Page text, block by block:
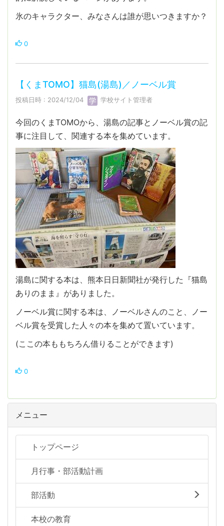
氷のキャラクター、みなさんは誰が思いつきますか？
0
【くまTOMO】猫島(湯島)／ノーベル賞
投稿日時 : 2024/12/04 学校サイト管理者
今回のくまTOMOから、湯島の記事とノーベル賞の記
事に注目して、関連する本を集めています。
湯島に関する本は、熊本日日新聞社が発行した『猫島
ありのまま』がありました。
ノーベル賞に関する本は、ノーベルさんのこと、ノー
ベル賞を受賞した人々の本を集めて置いています。
(ここの本ももちろん借りることができます)
0
メニュー
トップページ
月行事・部活動計画
部活動
本校の教育